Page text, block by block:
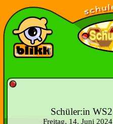
Schüler:in WS2
Freitag, 14. Juni 2024